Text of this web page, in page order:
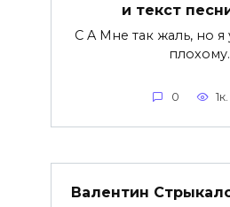
и текст
C A Мне так жаль, но я
плохому.
0 1к.
Валентин